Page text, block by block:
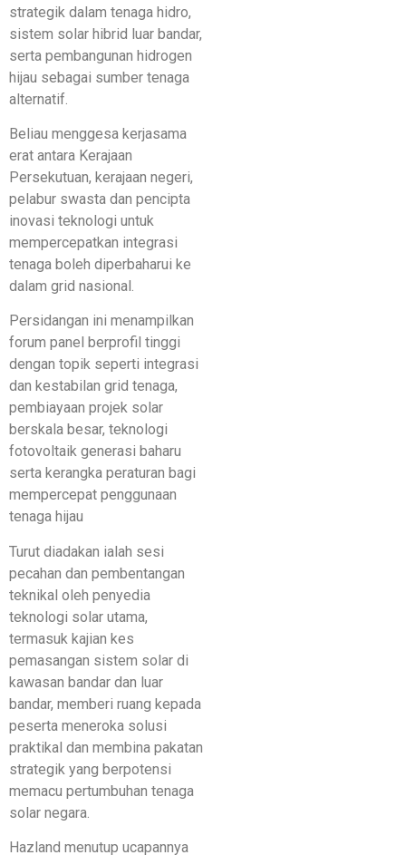
strategik dalam tenaga hidro,
sistem solar hibrid luar bandar,
serta pembangunan hidrogen
hijau sebagai sumber tenaga
alternatif.
Beliau menggesa kerjasama
erat antara Kerajaan
Persekutuan, kerajaan negeri,
pelabur swasta dan pencipta
inovasi teknologi untuk
mempercepatkan integrasi
tenaga boleh diperbaharui ke
dalam grid nasional.
Persidangan ini menampilkan
forum panel berprofil tinggi
dengan topik seperti integrasi
dan kestabilan grid tenaga,
pembiayaan projek solar
berskala besar, teknologi
fotovoltaik generasi baharu
serta kerangka peraturan bagi
mempercepat penggunaan
tenaga hijau
Turut diadakan ialah sesi
pecahan dan pembentangan
teknikal oleh penyedia
teknologi solar utama,
termasuk kajian kes
pemasangan sistem solar di
kawasan bandar dan luar
bandar, memberi ruang kepada
peserta meneroka solusi
praktikal dan membina pakatan
strategik yang berpotensi
memacu pertumbuhan tenaga
solar negara.
Hazland menutup ucapannya